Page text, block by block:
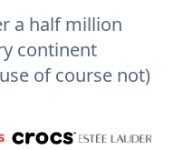
a half million
continent
of course not)